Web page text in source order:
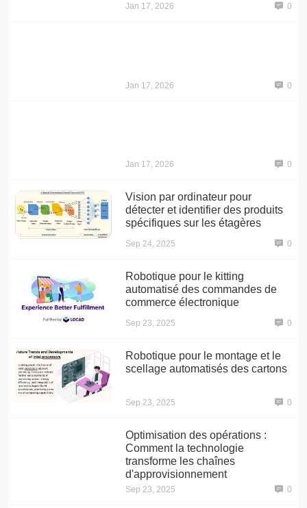
Jan 17, 2026 0
Jan 17, 2026 0
Jan 17, 2026 0
Vision par ordinateur pour
détecter et identifier des produits
spécifiques sur les étagères
Sep 24, 2025 0
Robotique pour le kitting
automatisé des commandes de
commerce électronique
Sep 23, 2025 0
Robotique pour le montage et le
scellage automatisés des cartons
Sep 23, 2025 0
Optimisation des opérations :
Comment la technologie
transforme les chaînes
d'approvisionnement
Sep 23, 2025 0